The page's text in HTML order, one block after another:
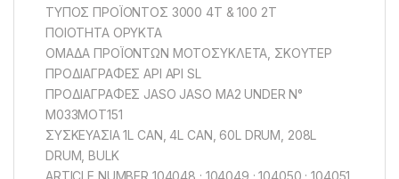
ΤΥΠΟΣ ΠΡΟΪΟΝΤΟΣ 3000 4T & 100 2T
ΠΟΙΟΤΗΤΑ ΟΡΥΚΤΑ
ΟΜΑΔΑ ΠΡΟΪΟΝΤΩΝ ΜΟΤΟΣΥΚΛEΤΑ, ΣΚΟΥΤΕΡ
ΠΡΟΔΙΑΓΡΑΦΕΣ API API SL
ΠΡΟΔΙΑΓΡΑΦΕΣ JASO JASO MA2 UNDER N°
M033MOT151
ΣΥΣΚΕΥΑΣΙΑ 1L CAN, 4L CAN, 60L DRUM, 208L
DRUM, BULK
ARTICLE NUMBER 104048 ; 104049 ; 104050 ; 104051